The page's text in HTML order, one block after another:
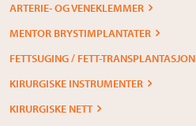
ARTERIE- OG VENEKLEMMER
MENTOR BRYSTIMPLANTATER
FETTSUGING / FETT-TRANSPLANTASJON
KIRURGISKE INSTRUMENTER
KIRURGISKE NETT